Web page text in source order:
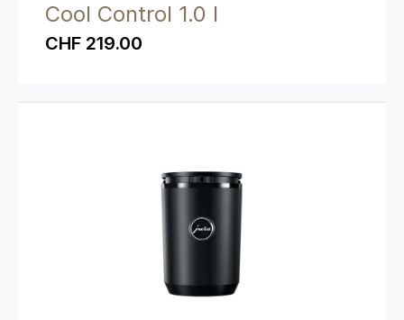
Cool Control 1.0 l
CHF 219.00